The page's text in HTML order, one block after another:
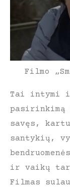
Filmo
Tai intymi
savęs,
santykių,
ir vaikų
Filmas